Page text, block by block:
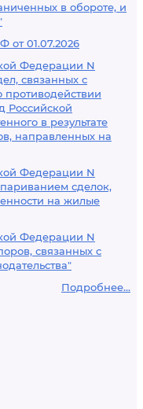
в обороте, и
от 01.07.2026
Федерации N
связанных с
противодействии
Российской
в результате
направленных на
Федерации N
сделок,
на жилые
Федерации N
связанных с
Подробнее...